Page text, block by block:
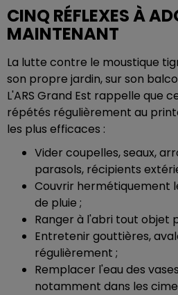
CINQ RÉFLEXES À
MAINTENANT
La lutte contre le moustique
son propre jardin, sur son
L'ARS Grand Est rappelle que
répétés régulièrement au
les plus efficaces :
Vider coupelles, seaux,
parasols, récipients
Couvrir hermétiquement
de pluie ;
Ranger à l'abri tout objet
Entretenir gouttières,
régulièrement ;
Remplacer l'eau des
notamment dans les